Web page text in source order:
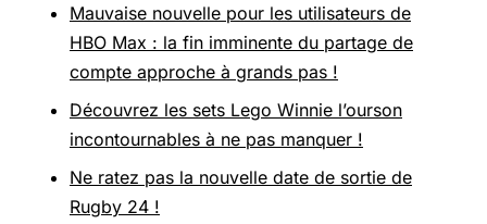
Mauvaise nouvelle pour les utilisateurs de
HBO Max : la fin imminente du partage de
compte approche à grands pas !
Découvrez les sets Lego Winnie l’ourson
incontournables à ne pas manquer !
Ne ratez pas la nouvelle date de sortie de
Rugby 24 !